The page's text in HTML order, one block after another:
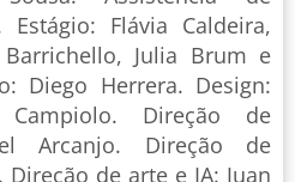
Estágio: Flávia Caldeira,
Julia Brum e
Diego Herrera. Design:
Direção de
Arcanjo. Direção de
de arte e IA: Juan